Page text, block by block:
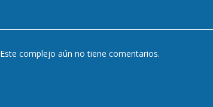
Este complejo aún no tiene comentarios.